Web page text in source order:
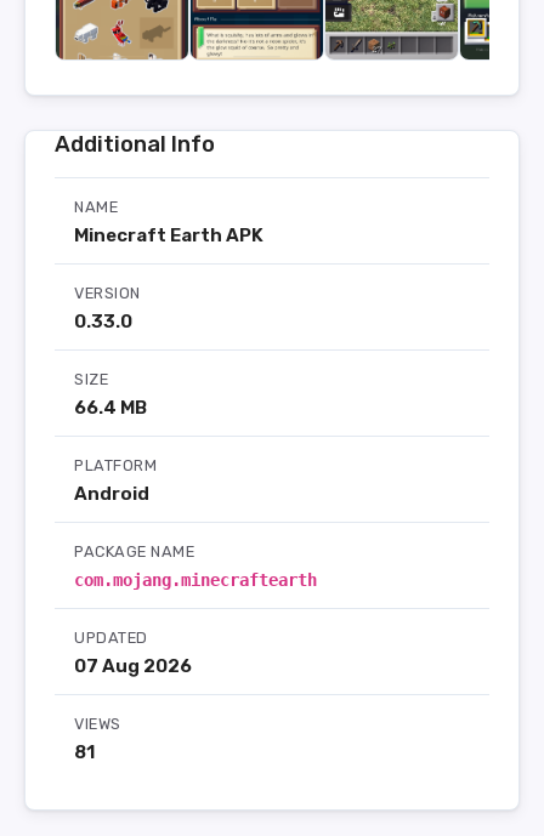
Additional Info
NAME
Minecraft Earth APK
VERSION
0.33.0
SIZE
66.4 MB
PLATFORM
Android
PACKAGE NAME
com.mojang.minecraftearth
UPDATED
07 Aug 2026
VIEWS
81